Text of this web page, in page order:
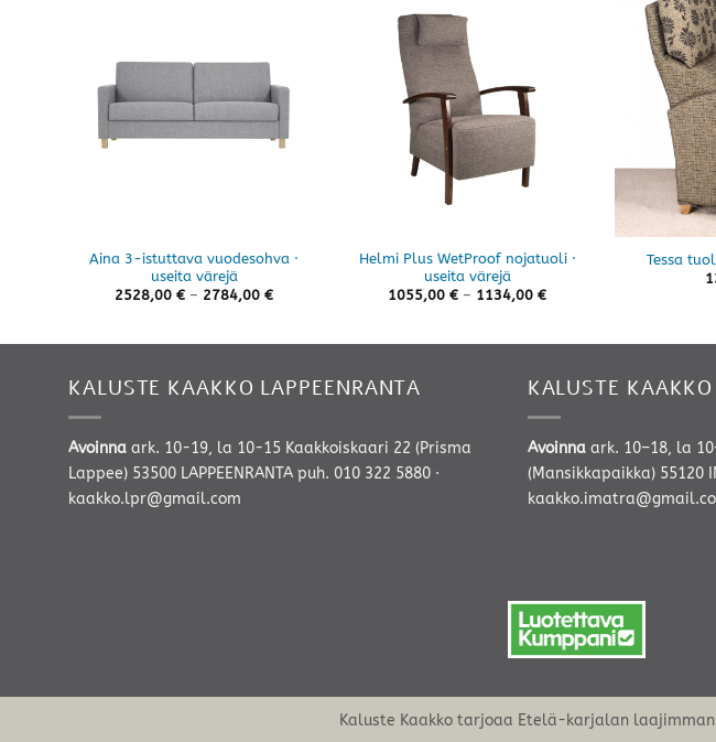
Aina 3-istuttava vuodesohva ·
useita värejä
2528,00 € – 2784,00 €Hintaluokka:
Helmi Plus WetProof nojatuoli ·
useita värejä
1055,00 € – 1134,00 €Hintaluokka:
Tessa
KALUSTE KAAKKO LAPPEENRANTA
Avoinna ark. 10-19, la 10-15 Kaakkoiskaari 22 (Prisma
Lappee) 53500 LAPPEENRANTA puh. 010 322 5880 ·
kaakko.lpr@gmail.com
KALUSTE
Avoinnaark. 10–18, la
(Mansikkapaikka) 55120
Kaluste Kaakko tarjoaa Etelä-karjalan